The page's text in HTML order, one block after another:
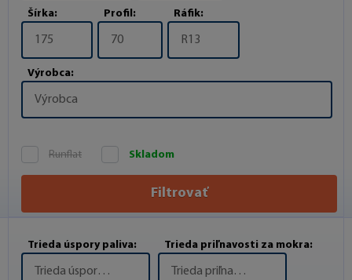
Šírka:
175
Profil:
70
Ráfik:
R13
Výrobca:
Výrobca
Runflat Skladom
Filtrovať
Trieda úspory paliva:
Trieda úspory paliva
Trieda priľnavosti za mokra:
Trieda priľnavosti za mokra